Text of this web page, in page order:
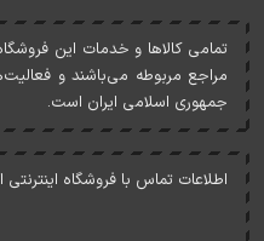
تمامی کالاها و خدمات اين
مراجع مربوطه می‌باشند و
جمهوری اسلامی ايران است.
اطلاعات تماس با فروشگاه اینترنتی